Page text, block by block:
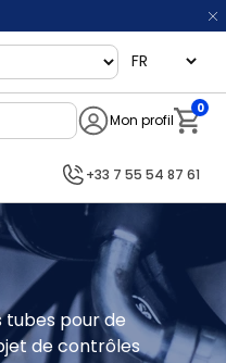
language
Mon profil
0
+33 7 55 54 87 61
tubes pour de
de contrôles